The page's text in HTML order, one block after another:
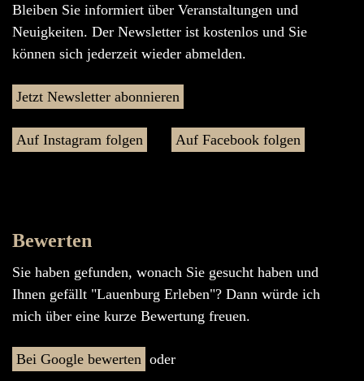
Bleiben Sie informiert über Veranstaltungen und
Neuigkeiten. Der Newsletter ist kostenlos und Sie
können sich jederzeit wieder abmelden.
Jetzt Newsletter abonnieren
Auf Instagram folgen Auf Facebook folgen
Bewerten
Sie haben gefunden, wonach Sie gesucht haben und
Ihnen gefällt "Lauenburg Erleben"? Dann würde ich
mich über eine kurze Bewertung freuen.
Bei Google bewerten oder